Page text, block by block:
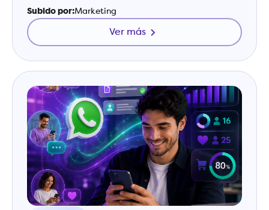
Subido por:Marketing
Ver más